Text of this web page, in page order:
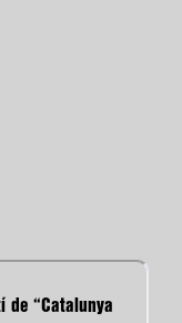
de “Catalunya